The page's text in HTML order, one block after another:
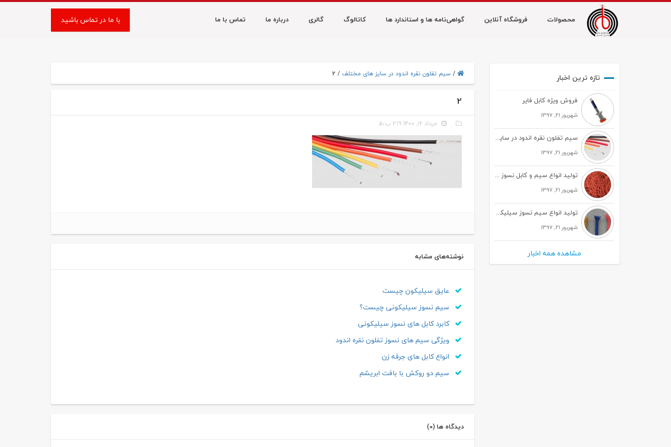
محصولات فروشگاه آنلاین گواهی‌نامه ها و استاندارد ها کاتالوگ گالری درباره ما تماس با ما با ما در تماس باشید
با ما در تماس باشید
تازه ترین اخبار
فروش ویژه کابل فایر
شهریور 21, 1397
سیم تفلون نقره اندود در سایز های مختلف
شهریور 21, 1397
تولید انواع سیم و کابل نسوز سیلیکونی
شهریور 21, 1397
تولید انواع سیم نسوز سیلیکونی تک روکش و دو روکش
شهریور 21, 1397
مشاهده همه اخبار
/ سیم تفلون نقره اندود در سایز های مختلف /
2
2
مرداد ۱۶, ۱۴۰۰ ۲:۱۹ ب٫ظ
نوشته‌های مشابه
عایق سیلیکون چیست
سیم نسوز سیلیکونی چیست؟
کابرد کابل های نسوز سیلیکونی
ویژگی سیم های نسوز تفلون نقره اندود
انواع کابل های جرقه زن
سیم دو روکش با بافت ابریشم
دیدگاه ها (0)